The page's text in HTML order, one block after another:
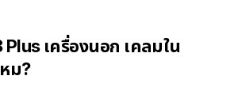
เครื่องนอก เคลมใน
ม?